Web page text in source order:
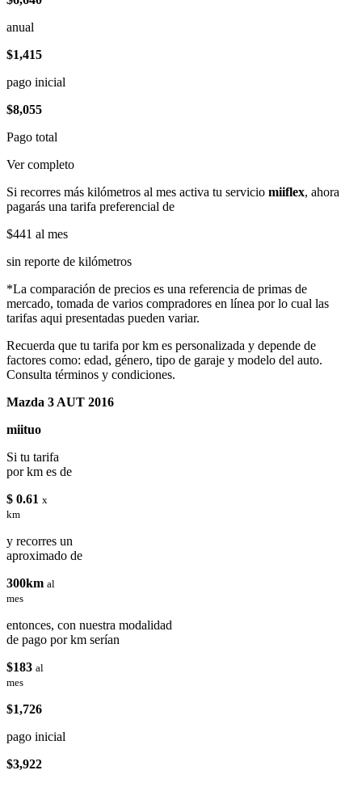
anual
$1,415
pago inicial
$8,055
Pago total
Ver completo
Si recorres más kilómetros al mes activa tu servicio miiflex, ahora
pagarás una tarifa preferencial de
$441 al mes
sin reporte de kilómetros
*La comparación de precios es una referencia de primas de
mercado, tomada de varios compradores en línea por lo cual las
tarifas aqui presentadas pueden variar.
Recuerda que tu tarifa por km es personalizada y depende de
factores como: edad, género, tipo de garaje y modelo del auto.
Consulta términos y condiciones.
Mazda 3 AUT 2016
miituo
Si tu tarifa
por km es de
$ 0.61 x
km
y recorres un
aproximado de
300km al
mes
entonces, con nuestra modalidad
de pago por km serían
$183 al
mes
$1,726
pago inicial
$3,922